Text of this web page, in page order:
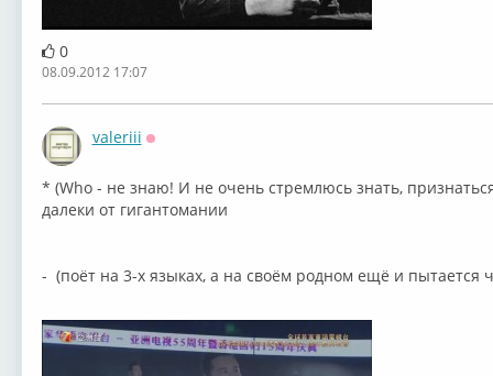
0
08.09.2012 17:07
valeriii
* (Who - не знаю! И не очень стремлюсь знать,
далеки от гигантомании
- (поёт на 3-х языках, а на своём родном ещё и пытается